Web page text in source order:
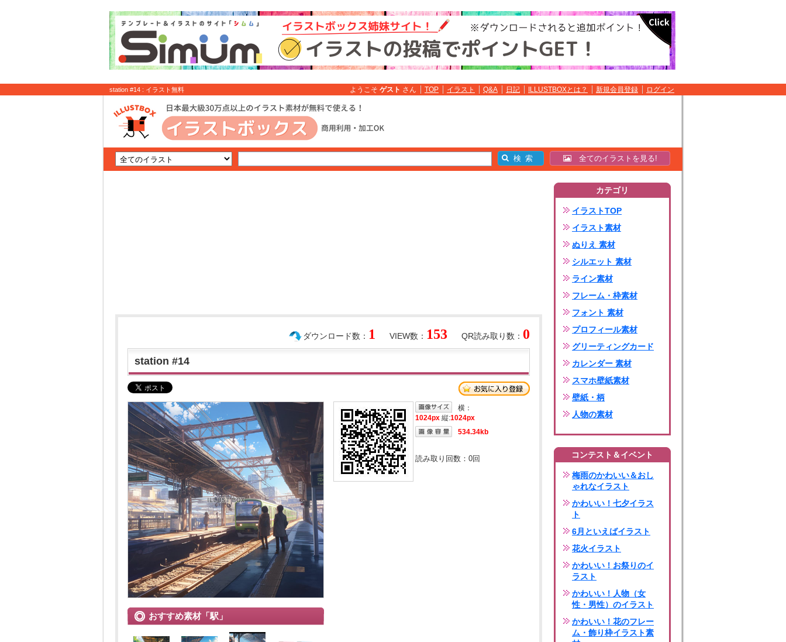
station #14 : イラスト無料 ようこそ ゲスト さん TOP イラスト Q&A 日記 ILLUSTBOXとは？ 新規会員登録 ログイン
全てのイラストを見る!
QR読み取り数： 0
VIEW数： 153
ダウンロード数： 1
station #14
おすすめ素材「駅」
横：
1024px 縦:1024px
534.34kb
読み取り回数： 0回
カテゴリ
イラストTOP
イラスト素材
ぬりえ 素材
シルエット 素材
ライン素材
フレーム・枠素材
フォント 素材
プロフィール素材
グリーティングカード
カレンダー 素材
スマホ壁紙素材
壁紙・柄
人物の素材
コンテスト＆イベント
梅雨のかわいい＆おし
ゃれなイラスト
かわいい！七夕イラス
ト
6月といえばイラスト
花火イラスト
かわいい！お祭りのイ
ラスト
かわいい！人物（女
性・男性）のイラスト
かわいい！花のフレー
ム・飾り枠イラスト素